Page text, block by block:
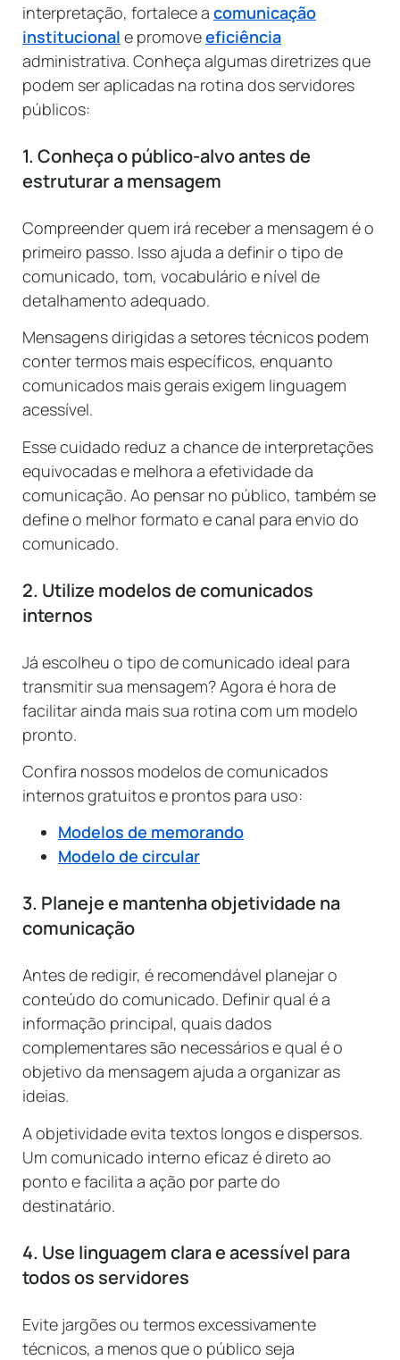
interpretação, fortalece a comunicação
institucional e promoveeficiência
administrativa. Conheça algumas diretrizes que
podem ser aplicadas na rotina dos servidores
públicos:
1. Conheça o público-alvo antes de
estruturar a mensagem
Compreender quem irá receber a mensagem é o
primeiro passo. Isso ajuda a definir o tipo de
comunicado, tom, vocabulário e nível de
detalhamento adequado.
Mensagens dirigidas a setores técnicos podem
conter termos mais específicos, enquanto
comunicados mais gerais exigem linguagem
acessível.
Esse cuidado reduz a chance de interpretações
equivocadas e melhora a efetividade da
comunicação. Ao pensar no público, também se
define o melhor formato e canal para envio do
comunicado.
2. Utilize modelos de comunicados
internos
Já escolheu o tipo de comunicado ideal para
transmitir sua mensagem? Agora é hora de
facilitar ainda mais sua rotina com um modelo
pronto.
Confira nossos modelos de comunicados
internos gratuitos e prontos para uso:
Modelos de memorando
Modelo de circular
3. Planeje e mantenha objetividade na
comunicação
Antes de redigir, é recomendável planejar o
conteúdo do comunicado. Definir qual é a
informação principal, quais dados
complementares são necessários e qual é o
objetivo da mensagem ajuda a organizar as
ideias.
A objetividade evita textos longos e dispersos.
Um comunicado interno eficaz é direto ao
ponto e facilita a ação por parte do
destinatário.
4. Use linguagem clara e acessível para
todos os servidores
Evite jargões ou termos excessivamente
técnicos, a menos que o público seja